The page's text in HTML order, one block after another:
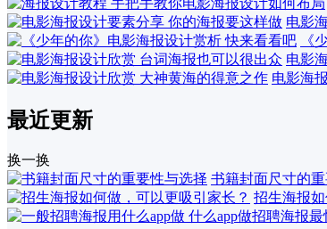
电影
《
电影
电影海
最近更新
换一换
书籍封面尺寸的
招生海报